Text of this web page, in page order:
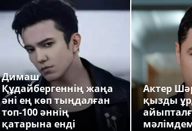
Димаш
Құдайбергеннің жаңа
әні ең көп тыңдалған
топ-100 әннің
қатарына енді
Актер
қызды